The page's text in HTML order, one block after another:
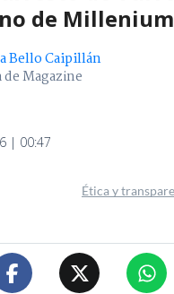
de
Bello Caipillán
Magazine
| 00:47
Ética y